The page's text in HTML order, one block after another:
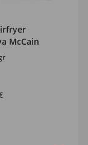
McCain